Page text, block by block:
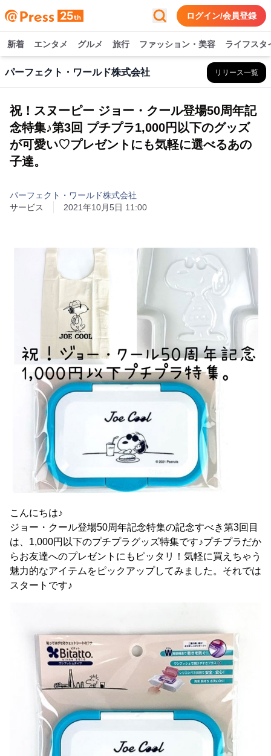
ログイン/会員登録
新着 エンタメ グルメ 旅行 ファッション・美容 ライフスタ
パーフェクト・ワールド株式会社 リリース一覧
祝！スヌーピー ジョー・クール登場50周年記
念特集♪第3回 プチプラ1,000円以下のグッズ
が可愛い♡プレゼントにも気軽に選べるあの
子達。
パーフェクト・ワールド株式会社
サービス
2021年10月5日 11:00
こんにちは♪
ジョー・クール登場50周年記念特集の記念すべき第3回目
は、1,000円以下のプチプラグッズ特集です♪プチプラだか
らお友達へのプレゼントにもピッタリ！気軽に買えちゃう
魅力的なアイテムをピックアップしてみました。それでは
スタートです♪